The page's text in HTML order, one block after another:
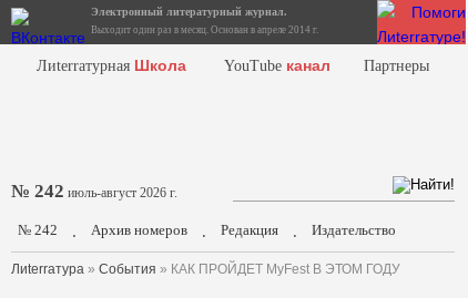
Электронный литературный журнал.
Выходит один раз в месяц. Основан в апреле 2014 г.
Лиterraтурная Школа YouTube канал Партнеры
№ 242 июль-август 2026 г.
№ 242 . Архив номеров . Редакция . Издательство
Лиterraтура » События » КАК ПРОЙДЕТ MyFest В ЭТОМ ГОДУ